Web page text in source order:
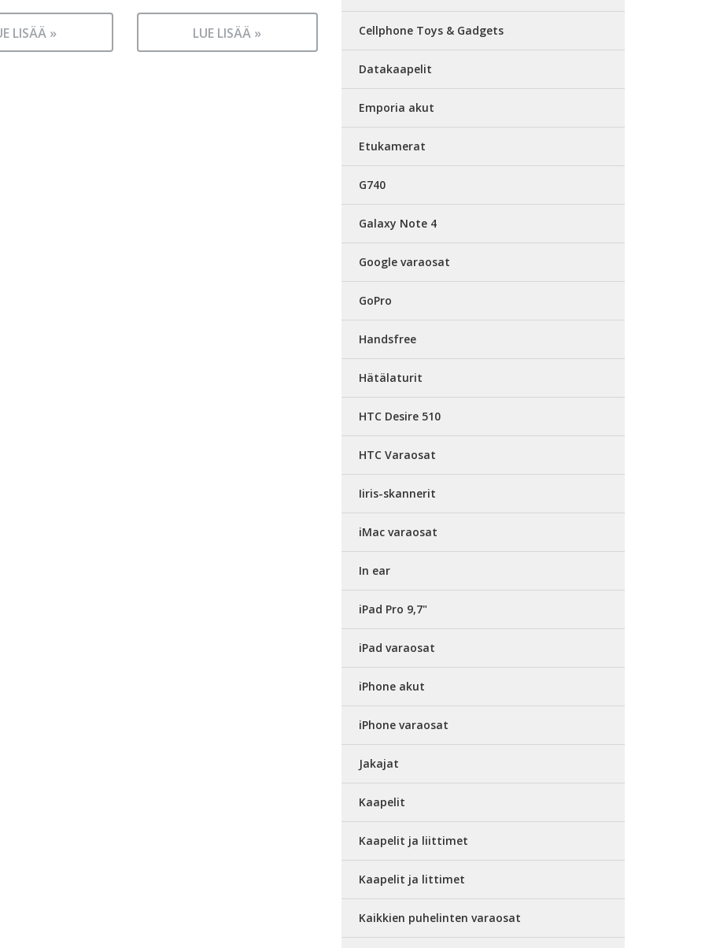
LISÄÄ » LUE LISÄÄ » Cellphone Toys & Gadgets
Datakaapelit
Emporia akut
Etukamerat
G740
Galaxy Note 4
Google varaosat
GoPro
Handsfree
Hätälaturit
HTC Desire 510
HTC Varaosat
Iiris-skannerit
iMac varaosat
In ear
iPad Pro 9,7"
iPad varaosat
iPhone akut
iPhone varaosat
Jakajat
Kaapelit
Kaapelit ja liittimet
Kaapelit ja littimet
Kaikkien puhelinten varaosat